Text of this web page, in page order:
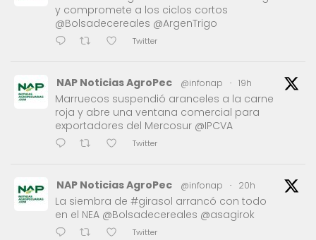
y compromete a los ciclos cortos
@Bolsadecereales @ArgenTrigo
Twitter
NAP Noticias AgroPec @infonap · 19h
Marruecos suspendió aranceles a la carne
roja y abre una ventana comercial para
exportadores del Mercosur @IPCVA
Twitter
NAP Noticias AgroPec @infonap · 20h
La siembra de #girasol arrancó con todo
en el NEA @Bolsadecereales @asagirok
Twitter